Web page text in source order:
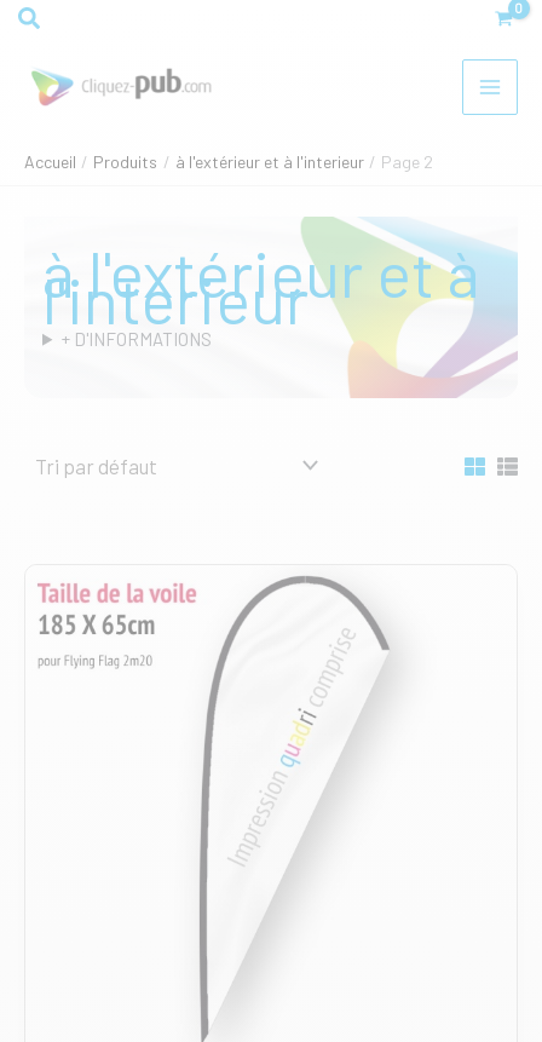
Aller
contenu
Rechercher
Accueil Produits à l'extérieur et à l'interieur Page 2
à l'extérieur et à
l'interieur
+ D'INFORMATIONS